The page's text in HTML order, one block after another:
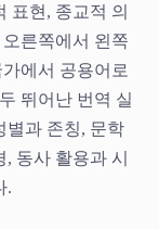
표현, 종교적 의
른쪽에서 왼쪽
에서 공용어로
뛰어난 번역 실
별과 존칭, 문학
동사 활용과 시
.